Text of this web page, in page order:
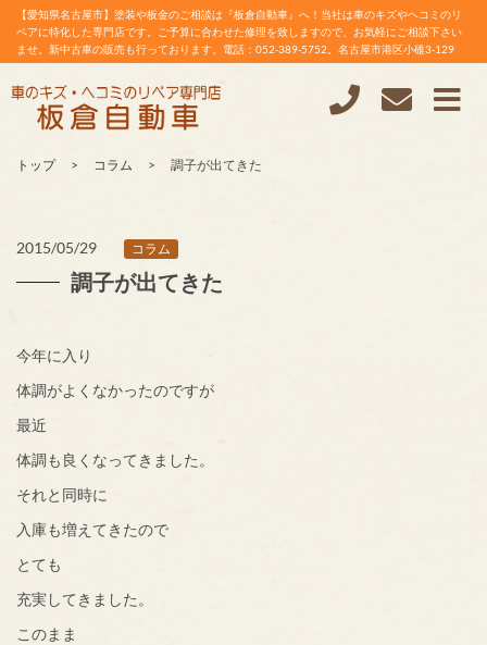
【愛知県名古屋市】塗装や板金のご相談は『板倉自動車』へ！当社は車のキズやヘコミのリ
ペアに特化した専門店です。ご予算に合わせた修理を致しますので、お気軽にご相談下さい
ませ。新中古車の販売も行っております。電話：052-389-5752。名古屋市港区小碓3-129
トップ コラム 調子が出てきた
2015/05/29 コラム
調子が出てきた
今年に入り
体調がよくなかったのですが
最近
体調も良くなってきました。
それと同時に
入庫も増えてきたので
とても
充実してきました。
このまま